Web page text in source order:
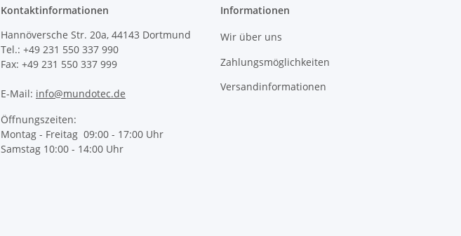
Kontaktinformationen
Hannöversche Str. 20a, 44143 Dortmund
Tel.: +49 231 550 337 990
Fax: +49 231 550 337 999
E-Mail: info@mundotec.de
Öffnungszeiten:
Montag - Freitag 09:00 - 17:00 Uhr
Samstag 10:00 - 14:00 Uhr
Informationen
Wir über uns
Zahlungsmöglichkeiten
Versandinformationen